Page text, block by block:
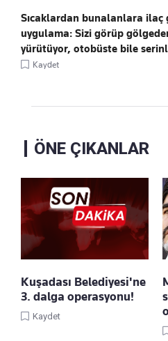
Sıcaklardan bunalanlara ilaç
uygulama: Sizi görüp
yürütüyor, otobüste bile
Kaydet
ÖNE ÇIKANLAR
Kuşadası Belediyesi'ne
3. dalga operasyonu!
Kaydet